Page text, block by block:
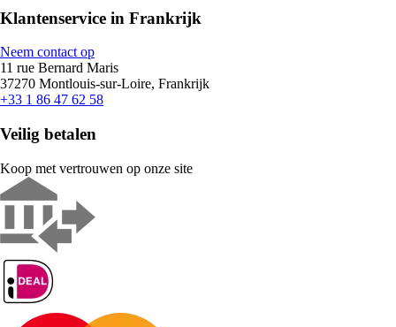
Klantenservice in Frankrijk
Neem contact op
11 rue Bernard Maris
37270 Montlouis-sur-Loire, Frankrijk
+33 1 86 47 62 58
Veilig betalen
Koop met vertrouwen op onze site